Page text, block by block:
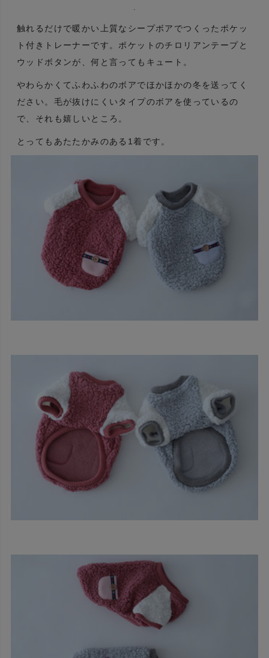
触れるだけで暖かい上質なシープボアでつくったポケッ
ト付きトレーナーです。ポケットのチロリアンテープと
ウッドボタンが、何と言ってもキュート。
やわらかくてふわふわのボアでほかほかの冬を送ってく
ださい。毛が抜けにくいタイプのボアを使っているの
で、それも嬉しいところ。
とってもあたたかみのある1着です。